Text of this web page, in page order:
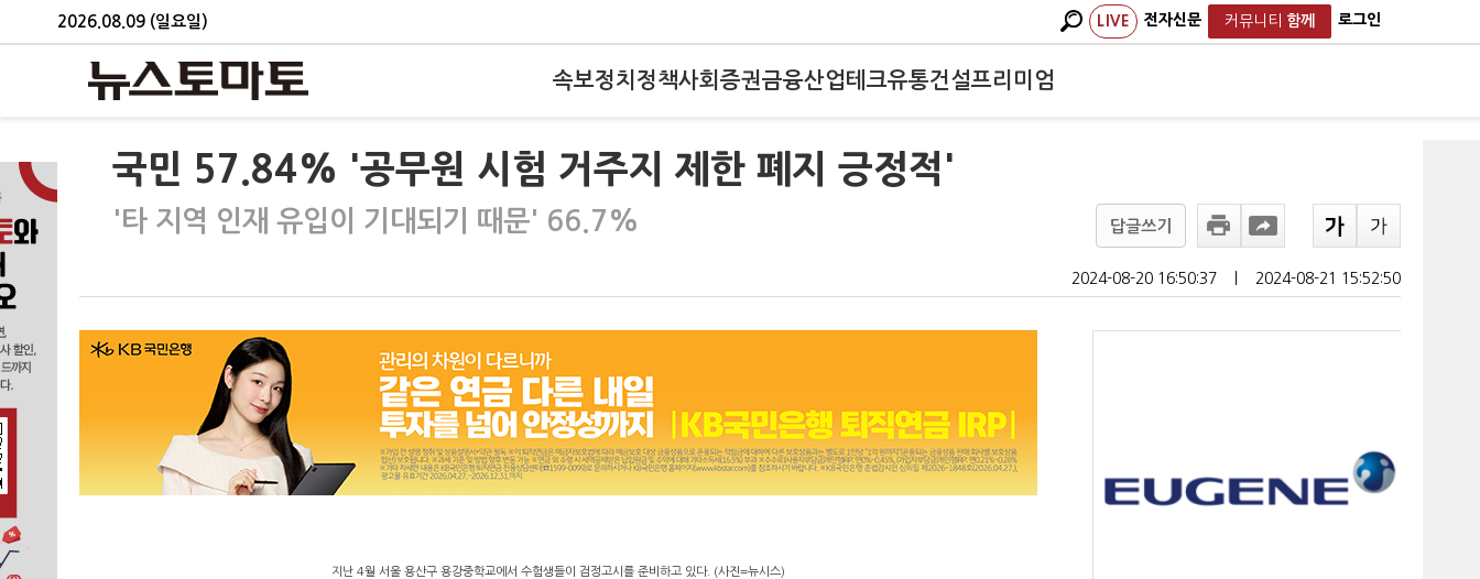
2026.08.09 (일요일) LIVE 전자신문 커뮤니티 함께 로그인
속보정치 정책사회 증권금융산업테크유통건설프리미엄
국민 57.84% '공무원 시험 거주지 제한 폐지 긍정적'
'타 지역 인재 유입이 기대되기 때문' 66.7% 답글쓰기
2024-08-20 16:50:37 2024-08-21 15:52:50
지난 4월 서울 용산구 용강중학교에서 수험생들이 검정고시를 준비하고 있다. (사진=뉴시스)